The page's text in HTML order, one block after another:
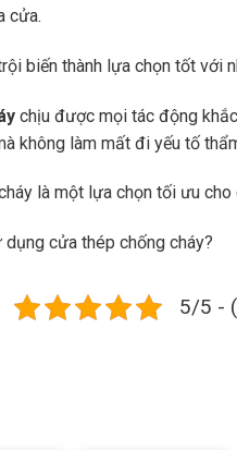
cửa.
biến thành lựa chọn tốt với
chịu được mọi tác động
không làm mất đi yếu tố
là một lựa chọn tối ưu cho
cửa thép chống cháy?
5/5 -